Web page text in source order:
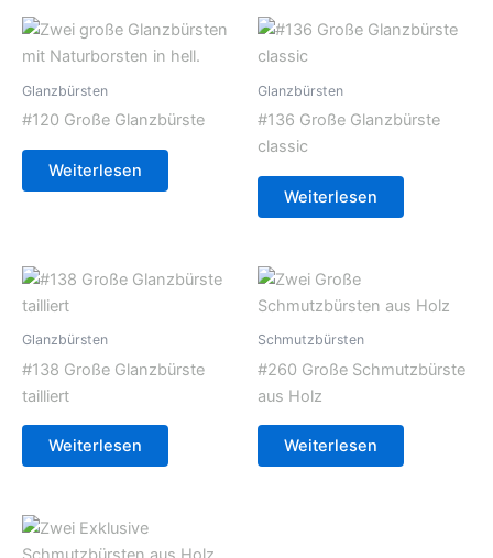
Glanzbürsten
#120 Große Glanzbürste
Weiterlesen
Glanzbürsten
#136 Große Glanzbürste
classic
Weiterlesen
Glanzbürsten
#138 Große Glanzbürste
tailliert
Weiterlesen
Schmutzbürsten
#260 Große Schmutzbürste
aus Holz
Weiterlesen